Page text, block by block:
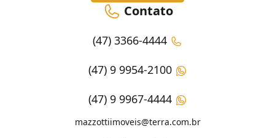
Contato
(47) 3366-4444
(47) 9 9954-2100
(47) 9 9967-4444
mazzottiimoveis@terra.com.br